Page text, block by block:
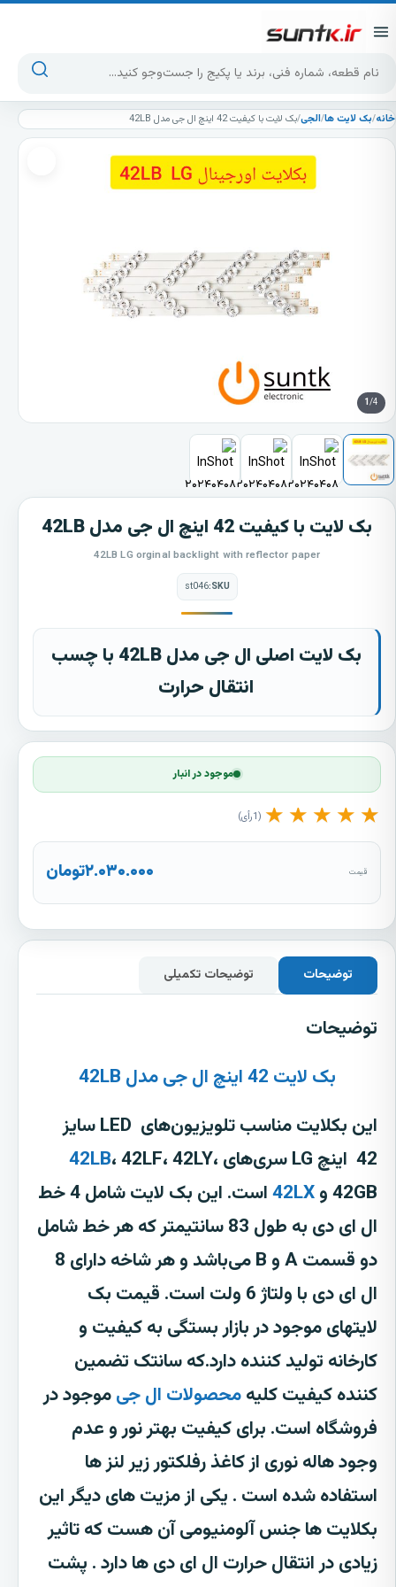
جست‌وجوی محصولات
خانه/بک لایت ها/الجی/بک لایت با کیفیت 42 اینچ ال جی مدل 42LB
موجود در انبار
★ ★ ★ ★ ★
1رأی
قیمت ۲.۰۳۰.۰۰۰تومان
بک لایت با کیفیت 42 اینچ ال جی مدل 42LB
42LB LG orginal backlight with reflector paper
SKU:
st046
بک لایت اصلی ال جی مدل 42LB با چسب
انتقال حرارت
1/4
توضیحات توضیحات تکمیلی
توضیحات
بک لایت 42 اینچ ال جی مدل 42LB
این بکلایت مناسب تلویزیون‌های LED سایز
42 اینچ LG سری‌های
42LB، 42LF، 42LY،
42GB و
42LX
است. این بک لایت شامل 4 خط
ال ای دی به طول 83 سانتیمتر که هر خط شامل
دو قسمت A و B می‌باشد و هر شاخه دارای 8
ال ای دی با ولتاژ 6 ولت است. قیمت بک
لایتهای موجود در بازار بستگی به کیفیت و
کارخانه تولید کننده دارد.که سانتک تضمین
کننده کیفیت کلیهمحصولات ال جیموجود در
فروشگاه است. برای کیفیت بهتر نور و عدم
وجود هاله نوری از کاغذ رفلکتور زیر لنز ها
استفاده شده است . یکی از مزیت های دیگر این
بکلایت ها جنس آلومنیومی آن هست که تاثیر
زیادی در انتقال حرارت ال ای دی ها دارد . پشت